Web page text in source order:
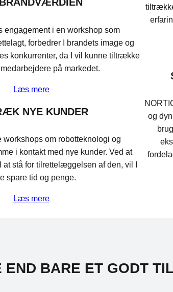
engagement i en workshop som
forbedrer I brandets image og
konkurrenter, da I vil kunne tiltrække
på markedet.
Læs mere
NYE KUNDER
workshops om robotteknologi og
i kontakt med nye kunder. Ved at
stå for tilrettelæggelsen af den, vil I
spare tid og penge.
Læs mere
og
END BARE ET GODT